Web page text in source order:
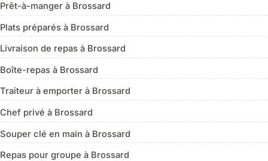
Prêt-à-manger à Brossard
Plats préparés à Brossard
Livraison de repas à Brossard
Boîte-repas à Brossard
Traiteur à emporter à Brossard
Chef privé à Brossard
Souper clé en main à Brossard
Repas pour groupe à Brossard